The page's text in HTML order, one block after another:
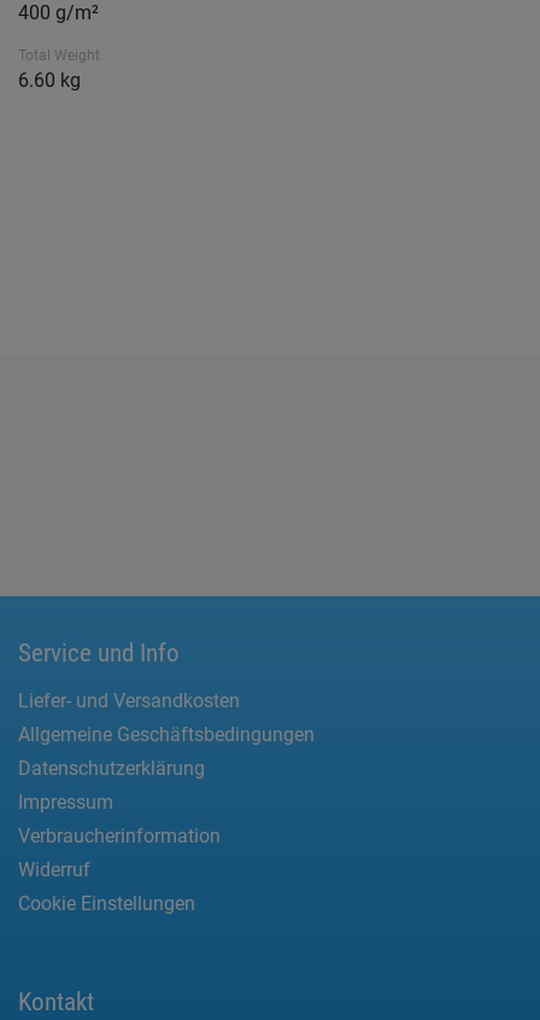
400 g/m²
Total Weight
6.60 kg
Service und Info
Liefer- und Versandkosten
Allgemeine Geschäftsbedingungen
Datenschutzerklärung
Impressum
Verbraucherinformation
Widerruf
Cookie Einstellungen
Kontakt